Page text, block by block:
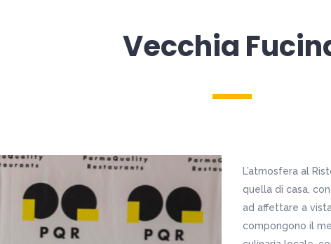
Vecchia
L’atmosfera al
quella di casa,
ad affettare a
compongono il